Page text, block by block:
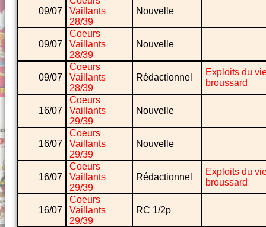
09/07
Vaillants
28/39
Nouvelle
09/07
Coeurs
Vaillants
28/39
Nouvelle
09/07
Coeurs
Vaillants
28/39
Rédactionnel
Exploits du
broussard
16/07
Coeurs
Vaillants
29/39
Nouvelle
16/07
Coeurs
Vaillants
29/39
Nouvelle
16/07
Coeurs
Vaillants
29/39
Rédactionnel
Exploits du
broussard
16/07
Coeurs
Vaillants
29/39
RC 1/2p